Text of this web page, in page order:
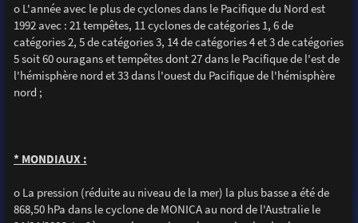
o L'année avec le plus de cyclones dans le Pacifique du Nord est
1992 avec : 21 tempêtes, 11 cyclones de catégories 1, 6 de
catégories 2, 5 de catégories 3, 14 de catégories 4 et 3 de catégories
5 soit 60 ouragans et tempêtes dont 27 dans le Pacifique de l'est de
l'hémisphère nord et 33 dans l'ouest du Pacifique de l'hémisphère
nord ;
* MONDIAUX :
o La pression (réduite au niveau de la mer) la plus basse a été de
868,50 hPa dans le cyclone de MONICA au nord de l'Australie le